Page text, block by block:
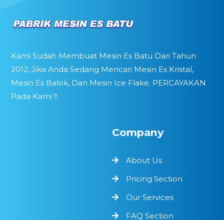
Kami Sudah Membuat Mesin Es Batu Dari Tahun
2012, Jika Anda Sedang Mencari Mesin Es Kristal,
Mesin Es Balok, Dan Mesin Ice Flake. PERCAYAKAN
Pada Kami !!.
Company
About Us
Pricing Section
Our Services
FAQ Section